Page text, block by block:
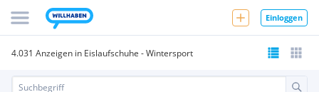
Einloggen
4.031 Anzeigen in Eislaufschuhe - Wintersport